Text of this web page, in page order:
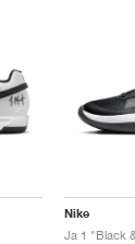
Nike
Ja 1 "Black